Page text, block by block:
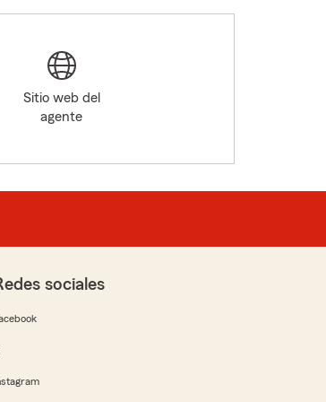
Sitio web del
agente
sociales